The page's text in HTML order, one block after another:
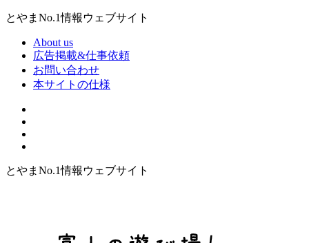
とやまNo.1情報ウェブサイト
About us
広告掲載&仕事依頼
お問い合わせ
本サイトの仕様
とやまNo.1情報ウェブサイト